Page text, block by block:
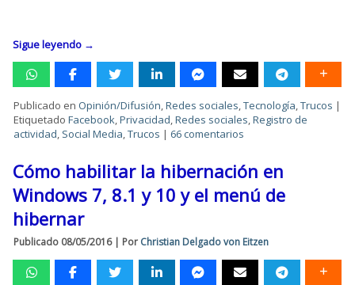
Sigue leyendo →
Publicado en Opinión/Difusión,Redes sociales,Tecnología,Trucos |
Etiquetado Facebook,Privacidad,Redes sociales,Registro de
actividad, Social Media,Trucos | 66 comentarios
Cómo habilitar la hibernación en
Windows 7, 8.1 y 10 y el menú de
hibernar
Publicado 08/05/2016| Por Christian Delgado von Eitzen